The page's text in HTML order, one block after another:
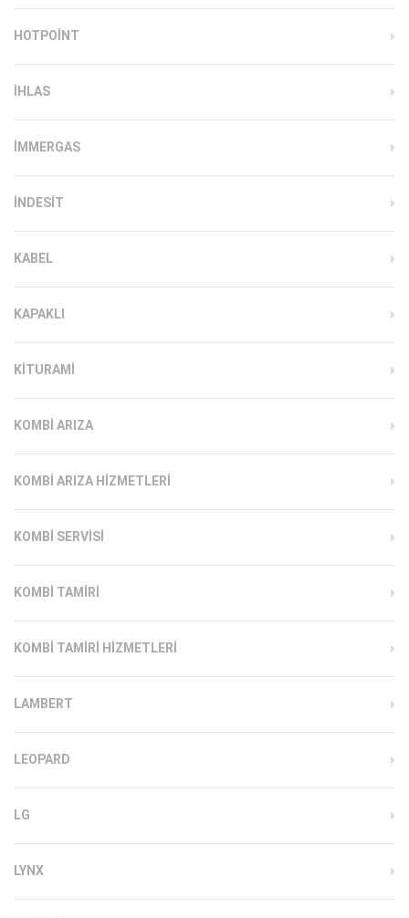
HOTPOINT
IHLAS
İMMERGAS
INDESIT
KABEL
KAPAKLI
KITURAMI
KOMBI ARIZA
KOMBI ARIZA HIZMETLERI
KOMBI SERVISI
KOMBI TAMIRI
KOMBI TAMIRI HIZMETLERI
LAMBERT
LEOPARD
LG
LYNX